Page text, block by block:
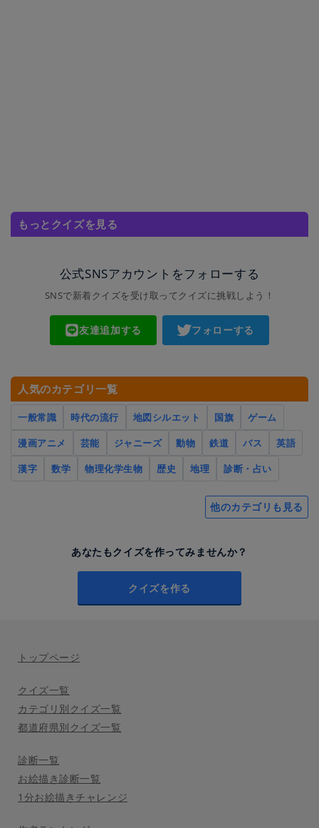
もっとクイズを見る
公式SNSアカウントをフォローする
SNSで新着クイズを受け取ってクイズに挑戦しよう！
友達追加する フォローする
人気のカテゴリ一覧
一般常識 時代の流行 地図シルエット 国旗
ゲーム
漫画アニメ
芸能 ジャニーズ 動物 鉄道 バス
英語
漢字
数学 物理化学生物 歴史 地理 診断・占い
他のカテゴリも見る
あなたもクイズを作ってみませんか？
クイズを作る
トップページ
クイズ一覧
カテゴリ別クイズ一覧
都道府県別クイズ一覧
診断一覧
お絵描き診断一覧
1分お絵描きチャレンジ